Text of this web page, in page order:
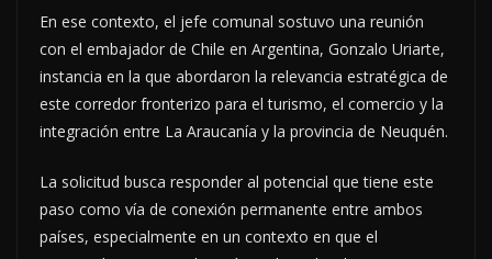
En ese contexto, el jefe comunal sostuvo una reunión
con el embajador de Chile en Argentina, Gonzalo Uriarte,
instancia en la que abordaron la relevancia estratégica de
este corredor fronterizo para el turismo, el comercio y la
integración entre La Araucanía y la provincia de Neuquén.
La solicitud busca responder al potencial que tiene este
paso como vía de conexión permanente entre ambos
países, especialmente en un contexto en que el